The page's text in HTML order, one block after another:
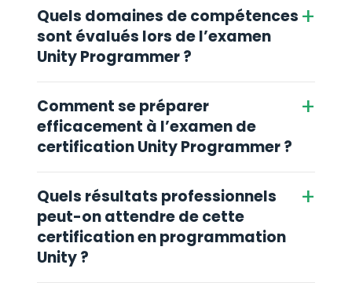
Quels domaines de compétences
sont évalués lors de l’examen
Unity Programmer ?
+
Comment se préparer
efficacement à l’examen de
certification Unity Programmer ?
+
Quels résultats professionnels
peut-on attendre de cette
certification en programmation
Unity ?
+